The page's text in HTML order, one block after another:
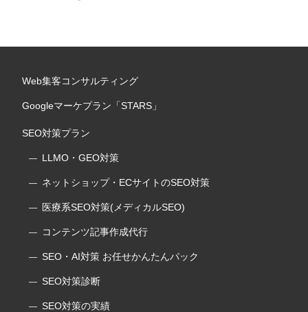
Web集客コンサルティング
Googleマーケプラン「STARS」
SEO対策プラン
LLMO・GEO対策
ネットショップ・ECサイトのSEO対策
医療系SEO対策(メディカルSEO)
コンテンツ記事作成代行
SEO・AI対策 お任せかんたんパック
SEO対策診断
SEO対策の実績